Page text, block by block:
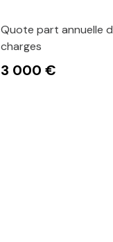
Quote part annuelle
charges
3 000 €